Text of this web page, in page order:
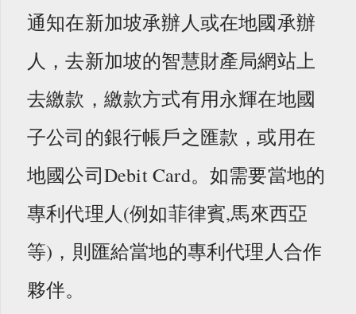
通知在新加坡承辦人或在地國承辦
人，去新加坡的智慧財產局網站上
去繳款，繳款方式有用永輝在地國
子公司的銀行帳戶之匯款，或用在
地國公司Debit Card。如需要當地的
專利代理人(例如菲律賓,馬來西亞
等)，則匯給當地的專利代理人合作
夥伴。